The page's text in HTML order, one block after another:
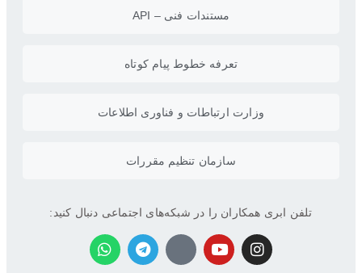
مستندات فنی – API
تعرفه خطوط پیام کوتاه
وزارت ارتباطات و فناوری اطلاعات
سازمان تنظیم مقررات
تلفن ابری همکاران را در شبکه‌های اجتماعی دنبال کنید: